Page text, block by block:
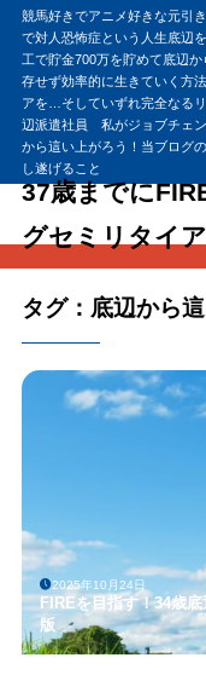
競馬好きでアニメ好きな元引
で対人恐怖症という人生底辺
工で貯金700万を貯めて底辺
存せず効率的に生きていく方
アを…そしていずれ完全なる
辺派遣社員 私がジョブチェ
から這い上がろう！当ブログ
し遂げること
37歳までに
グセミリタイ
タグ：底辺から
2025年10月24日
FIREを目指す！34歳
版